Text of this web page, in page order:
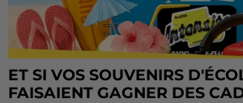
ET SI VOS SOUVENIRS
FAISAIENT GAGNER DES